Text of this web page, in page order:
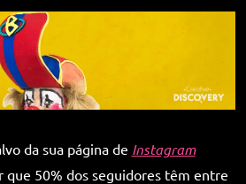
da sua página de Instagram
que 50% dos seguidores têm entre